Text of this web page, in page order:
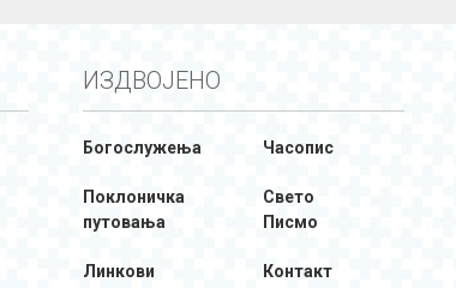
ИЗДВОЈЕНО
Богослужења Часопис
Поклоничка
путовања
Свето
Писмо
Линкови Контакт